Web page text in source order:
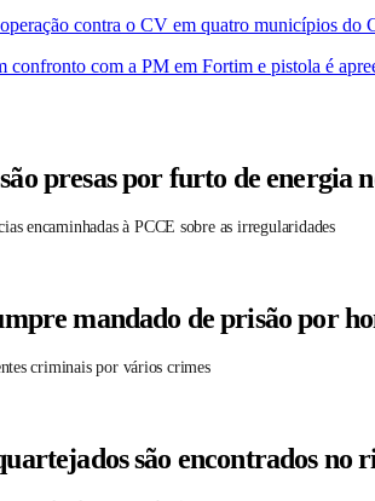
contra o CV em quatro municípios do
confronto com a PM em Fortim e pistola é
presas por furto de energia
encaminhadas à PCCE sobre as irregularidades
mandado de prisão por
criminais por vários crimes
são encontrados no